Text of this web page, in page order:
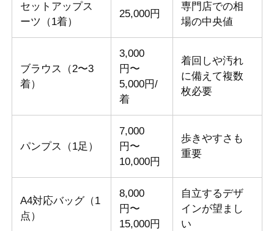
セットアップス
ーツ（1着）
25,000円
専門店での相
場の中央値
ブラウス（2〜3
着）
3,000
円〜
5,000円/
着
着回しや汚れ
に備えて複数
枚必要
パンプス（1足）
7,000
円〜
10,000円
歩きやすさも
重要
A4対応バッグ（1
点）
8,000
円〜
15,000円
自立するデザ
インが望まし
い